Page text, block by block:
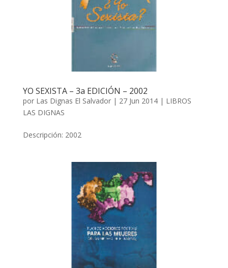
YO SEXISTA – 3a EDICIÓN – 2002
por Las Dignas El Salvador| 27 Jun 2014| LIBROS
LAS DIGNAS
Descripción: 2002